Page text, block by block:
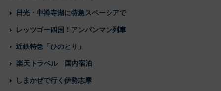
日光・中禅寺湖に特急スペーシアで
レッツゴー四国！アンパンマン列車
近鉄特急「ひのとり」
楽天トラベル 国内宿泊
しまかぜで行く伊勢志摩